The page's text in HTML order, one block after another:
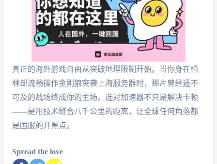
真正的海外游戏自由从突破地理限制开始。当你身在柏
林却流畅操作金刚狼突袭上海服务器时，那片曾经遥不
可及的战场终成你的主场。选对加速器不只是解决卡顿
——是用技术缝合八千公里的距离，让全球任何角落都
是国服的开黑点。
Spread the love